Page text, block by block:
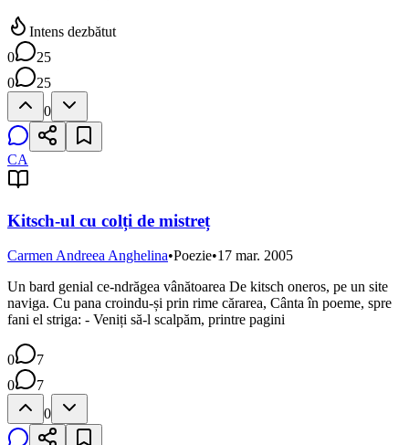
Intens dezbătut
0
25
0
25
0
CA
Kitsch-ul cu colți de mistreț
Carmen Andreea Anghelina•Poezie•17 mar. 2005
Un bard genial ce-ndrăgea vânătoarea De kitsch oneros, pe un site
naviga. Cu pana croindu-și prin rime cărarea, Cânta în poeme, spre
fani el striga: - Veniți să-l scalpăm, printre pagini
0
7
0
7
0